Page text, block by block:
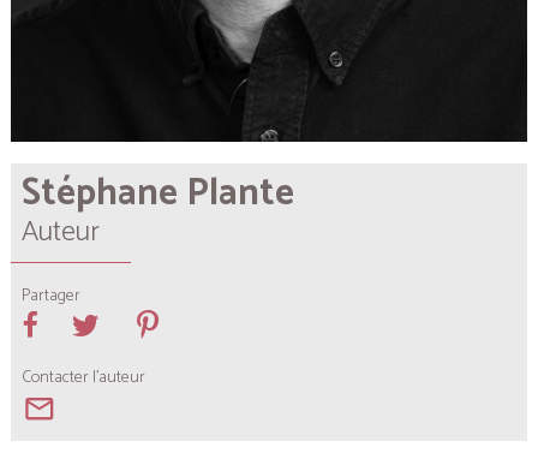
Stéphane Plante
Auteur
Partager
Contacter l'auteur
mail_outline